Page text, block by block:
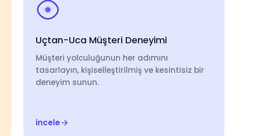
Uçtan-Uca Müşteri Deneyimi
Müşteri yolculuğunun her adımını
tasarlayın, kişiselleştirilmiş ve kesintisiz bir
deneyim sunun.
incele